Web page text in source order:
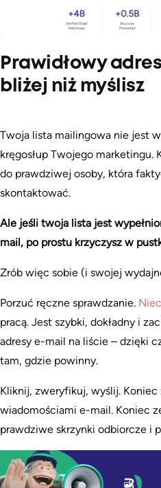
Prawidłowy
bliżej niż myślisz
Twoja lista mailingowa nie jest
kręgosłup Twojego marketingu.
do prawdziwej osoby, która
skontaktować.
Ale jeśli twoja lista jest
mail, po prostu krzyczysz w
Zrób więc sobie (i swojej
Porzuć ręczne sprawdzanie.
pracą. Jest szybki, dokładny i
adresy e-mail na liście – dzięki
tam, gdzie powinny.
Kliknij, zweryfikuj, wyślij. Koniec
wiadomościami e-mail. Koniec
prawdziwe skrzynki odbiorcze i